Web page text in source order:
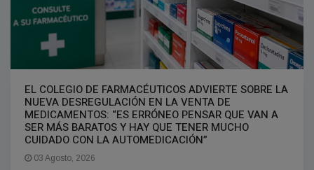
EL COLEGIO DE FARMACÉUTICOS ADVIERTE SOBRE LA
NUEVA DESREGULACIÓN EN LA VENTA DE
MEDICAMENTOS: “ES ERRÓNEO PENSAR QUE VAN A
SER MÁS BARATOS Y HAY QUE TENER MUCHO
CUIDADO CON LA AUTOMEDICACIÓN”
03 Agosto, 2026